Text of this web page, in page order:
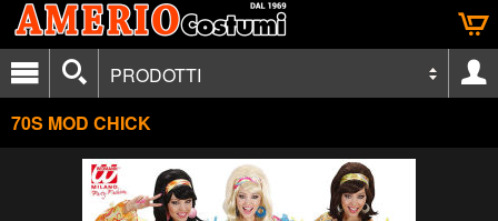
PRODOTTI
70S MOD CHICK